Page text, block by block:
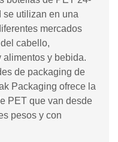
se utilizan en una
mercados
cabello,
y bebida.
de packaging de
Packaging ofrece la
PET que van desde
pesos y con